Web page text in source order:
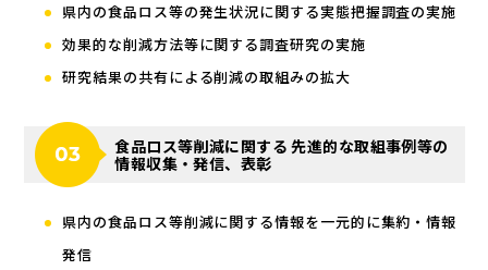
県内の食品ロス等の発生状況に関する実態把握調査の実施
効果的な削減方法等に関する調査研究の実施
研究結果の共有による削減の取組みの拡大
食品ロス等削減に関する 先進的な取組事例等の
情報収集・発信、表彰
県内の食品ロス等削減に関する情報を一元的に集約・情報
発信